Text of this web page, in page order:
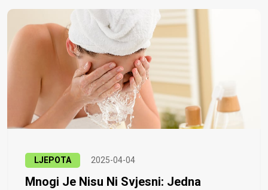
LJEPOTA 2025-04-04
Mnogi Je Nisu Ni Svjesni: Jedna